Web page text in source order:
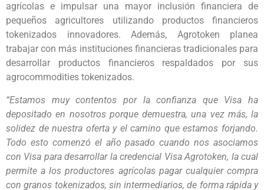
agrícolas e impulsar una mayor inclusión financiera de
pequeños agricultores utilizando productos financieros
tokenizados innovadores. Además, Agrotoken planea
trabajar con más instituciones financieras tradicionales para
desarrollar productos financieros respaldados por sus
agrocommodities tokenizados.
“Estamos muy contentos por la confianza que Visa ha
depositado en nosotros porque demuestra, una vez más, la
solidez de nuestra oferta y el camino que estamos forjando.
Todo esto comenzó el año pasado cuando nos asociamos
con Visa para desarrollar la credencial Visa Agrotoken, la cual
permite a los productores agrícolas pagar cualquier compra
con granos tokenizados, sin intermediarios, de forma rápida y